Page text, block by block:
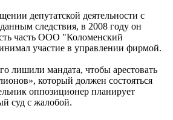
депутатской деятельности с
следствия, в 2008 году он
часть ООО "Коломенский
участие в управлении фирмой.
лишили мандата, чтобы арестовать
который должен состояться
оппозиционер планирует
суд с жалобой.